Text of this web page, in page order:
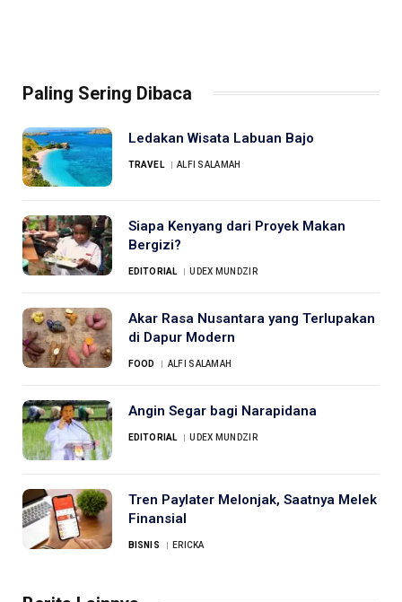
Paling Sering Dibaca
Ledakan Wisata Labuan Bajo
TRAVEL ALFI SALAMAH
Siapa Kenyang dari Proyek Makan
Bergizi?
EDITORIAL UDEX MUNDZIR
Akar Rasa Nusantara yang Terlupakan
di Dapur Modern
FOOD ALFI SALAMAH
Angin Segar bagi Narapidana
EDITORIAL UDEX MUNDZIR
Tren Paylater Melonjak, Saatnya Melek
Finansial
BISNIS ERICKA